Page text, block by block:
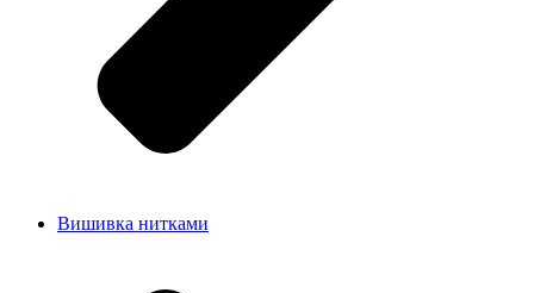
Вишивка нитками